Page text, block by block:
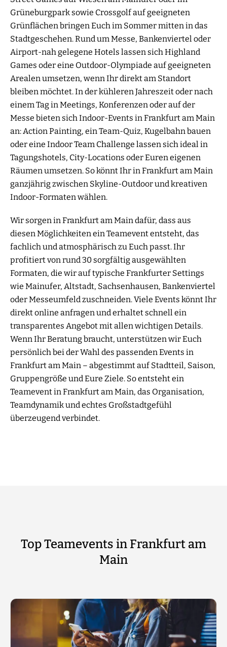
Grüneburgpark sowie Crossgolf auf geeigneten
Grünflächen bringen Euch im Sommer mitten in das
Stadtgeschehen. Rund um Messe, Bankenviertel oder
Airport-nah gelegene Hotels lassen sich Highland
Games oder eine Outdoor-Olympiade auf geeigneten
Arealen umsetzen, wenn Ihr direkt am Standort
bleiben möchtet. In der kühleren Jahreszeit oder nach
einem Tag in Meetings, Konferenzen oder auf der
Messe bieten sich Indoor-Events in Frankfurt am Main
an: Action Painting, ein Team-Quiz, Kugelbahn bauen
oder eine Indoor Team Challenge lassen sich ideal in
Tagungshotels, City-Locations oder Euren eigenen
Räumen umsetzen. So könnt Ihr in Frankfurt am Main
ganzjährig zwischen Skyline-Outdoor und kreativen
Indoor-Formaten wählen.
Wir sorgen in Frankfurt am Main dafür, dass aus
diesen Möglichkeiten ein Teamevent entsteht, das
fachlich und atmosphärisch zu Euch passt. Ihr
profitiert von rund 30 sorgfältig ausgewählten
Formaten, die wir auf typische Frankfurter Settings
wie Mainufer, Altstadt, Sachsenhausen, Bankenviertel
oder Messeumfeld zuschneiden. Viele Events könnt Ihr
direkt online anfragen und erhaltet schnell ein
transparentes Angebot mit allen wichtigen Details.
Wenn Ihr Beratung braucht, unterstützen wir Euch
persönlich bei der Wahl des passenden Events in
Frankfurt am Main – abgestimmt auf Stadtteil, Saison,
Gruppengröße und Eure Ziele. So entsteht ein
Teamevent in Frankfurt am Main, das Organisation,
Teamdynamik und echtes Großstadtgefühl
überzeugend verbindet.
Top Teamevents in Frankfurt am
Main